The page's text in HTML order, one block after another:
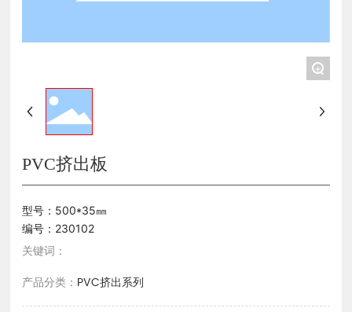
+
PVC挤出板
型号：500*35㎜
编号：230102
关键词：
产品分类： PVC挤出系列